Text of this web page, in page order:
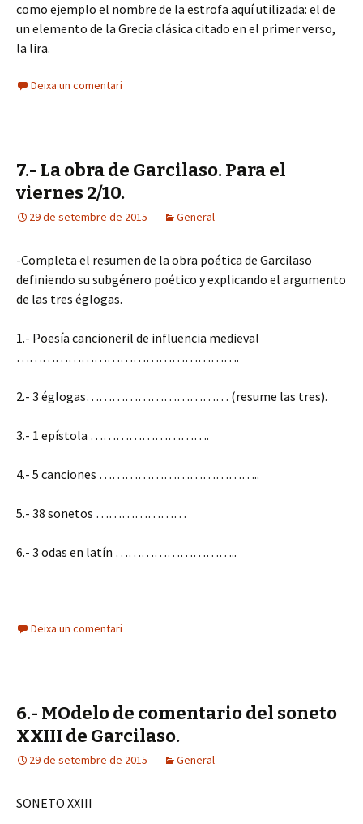
como ejemplo el nombre de la estrofa aquí utilizada: el de
un elemento de la Grecia clásica citado en el primer verso,
la lira.
Deixa un comentari
7.- La obra de Garcilaso. Para el
viernes 2/10.
29 de setembre de 2015 General
-Completa el resumen de la obra poética de Garcilaso
definiendo su subgénero poético y explicando el argumento
de las tres églogas.
1.- Poesía cancioneril de influencia medieval
…………………………………………….
2.- 3 églogas…………………………… (resume las tres).
3.- 1 epístola ……………………….
4.- 5 canciones ………………………………..
5.- 38 sonetos …………………
6.- 3 odas en latín ………………………..
Deixa un comentari
6.- MOdelo de comentario del soneto
XXIII de Garcilaso.
29 de setembre de 2015 General
SONETO XXIII